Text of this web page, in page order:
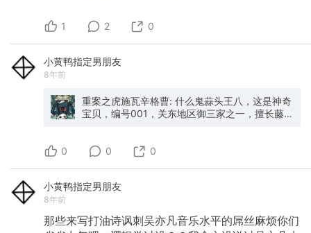
1 2 0
小黄鸭指定男朋友
8年前
重案之虎施瓦辛格曹: 什么鬼蒜头王八，这是神奇
宝贝，编号001，关东地区御三家之一，擅长藤
0 0 0
小黄鸭指定男朋友
8年前
那些来写打油诗讽刺吴亦凡音乐水平的屌丝麻烦你们